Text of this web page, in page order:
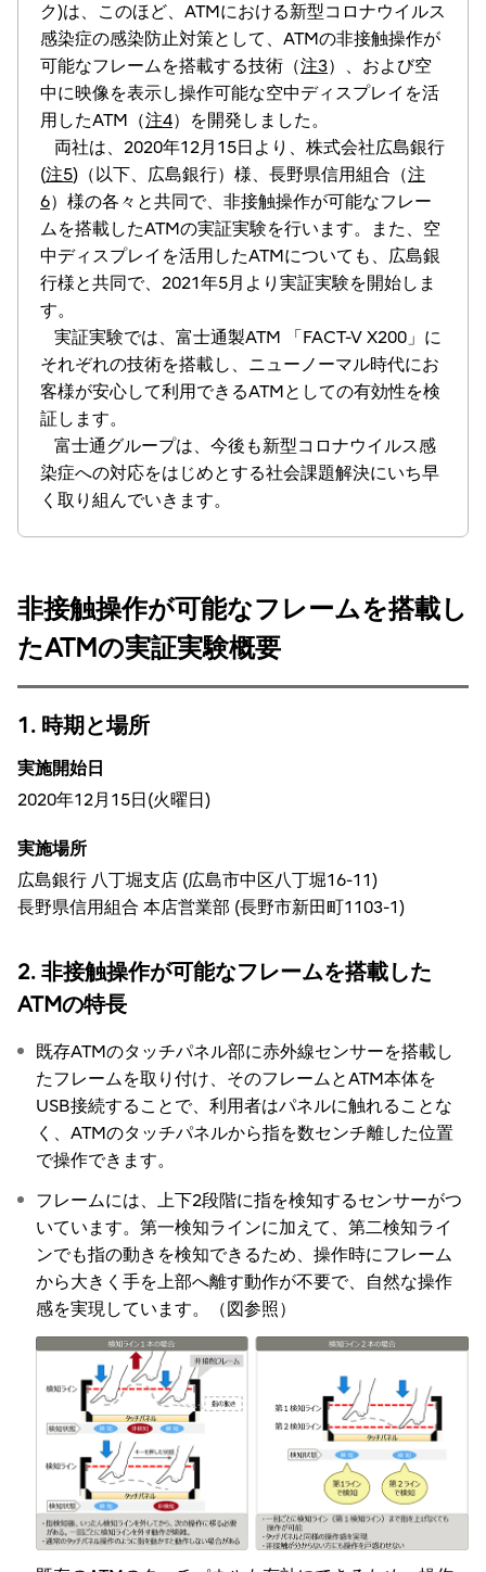
ク)は、このほど、ATMにおける新型コロナウイルス
感染症の感染防止対策として、ATMの非接触操作が
可能なフレームを搭載する技術（注3）、および空
中に映像を表示し操作可能な空中ディスプレイを活
用したATM（注4）を開発しました。
両社は、2020年12月15日より、株式会社広島銀行
(注5)（以下、広島銀行）様、長野県信用組合（注
6）様の各々と共同で、非接触操作が可能なフレー
ムを搭載したATMの実証実験を行います。また、空
中ディスプレイを活用したATMについても、広島銀
行様と共同で、2021年5月より実証実験を開始しま
す。
実証実験では、富士通製ATM 「FACT-V X200」に
それぞれの技術を搭載し、ニューノーマル時代にお
客様が安心して利用できるATMとしての有効性を検
証します。
富士通グループは、今後も新型コロナウイルス感
染症への対応をはじめとする社会課題解決にいち早
く取り組んでいきます。
非接触操作が可能なフレームを搭載し
たATMの実証実験概要
1. 時期と場所
実施開始日
2020年12月15日(火曜日)
実施場所
広島銀行 八丁堀支店 (広島市中区八丁堀16-11)
長野県信用組合 本店営業部 (長野市新田町1103-1)
2. 非接触操作が可能なフレームを搭載した
ATMの特長
既存ATMのタッチパネル部に赤外線センサーを搭載し
たフレームを取り付け、そのフレームとATM本体を
USB接続することで、利用者はパネルに触れることな
く、ATMのタッチパネルから指を数センチ離した位置
で操作できます。
フレームには、上下2段階に指を検知するセンサーがつ
いています。第一検知ラインに加えて、第二検知ライ
ンでも指の動きを検知できるため、操作時にフレーム
から大きく手を上部へ離す動作が不要で、自然な操作
感を実現しています。（図参照）